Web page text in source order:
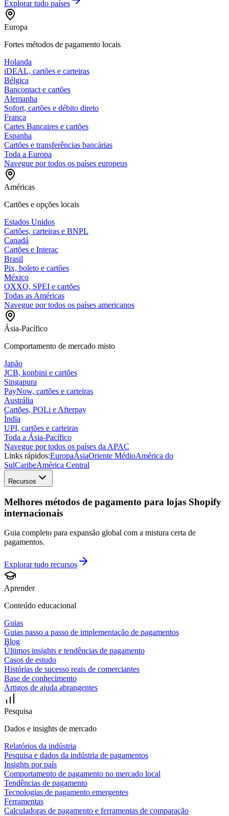
Explorar tudo países
Europa
Fortes métodos de pagamento locais
Holanda
iDEAL, cartões e carteiras
Bélgica
Bancontact e cartões
Alemanha
Sofort, cartões e débito direto
França
Cartes Bancaires e cartões
Espanha
Cartões e transferências bancárias
Toda a Europa
Navegue por todos os países europeus
Américas
Cartões e opções locais
Estados Unidos
Cartões, carteiras e BNPL
Canadá
Cartões e Interac
Brasil
Pix, boleto e cartões
México
OXXO, SPEI e cartões
Todas as Américas
Navegue por todos os países americanos
Ásia-Pacífico
Comportamento de mercado misto
Japão
JCB, konbini e cartões
Singapura
PayNow, cartões e carteiras
Austrália
Cartões, POLi e Afterpay
Índia
UPI, cartões e carteiras
Toda a Ásia-Pacífico
Navegue por todos os países da APAC
Links rápidos:EuropaÁsiaOriente MédioAmérica do
SulCaribeAmérica Central
Recursos
Melhores métodos de pagamento para lojas Shopify
internacionais
Guia completo para expansão global com a mistura certa de
pagamentos.
Explorar tudo recursos
Aprender
Conteúdo educacional
Guias
Guias passo a passo de implementação de pagamentos
Blog
Últimos insights e tendências de pagamento
Casos de estudo
Histórias de sucesso reais de comerciantes
Base de conhecimento
Artigos de ajuda abrangentes
Pesquisa
Dados e insights de mercado
Relatórios da indústria
Pesquisa e dados da indústria de pagamentos
Insights por país
Comportamento de pagamento no mercado local
Tendências de pagamento
Tecnologias de pagamento emergentes
Ferramentas
Calculadoras de pagamento e ferramentas de comparação